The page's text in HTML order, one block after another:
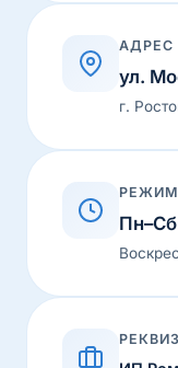
АДРЕС
ул.
г.